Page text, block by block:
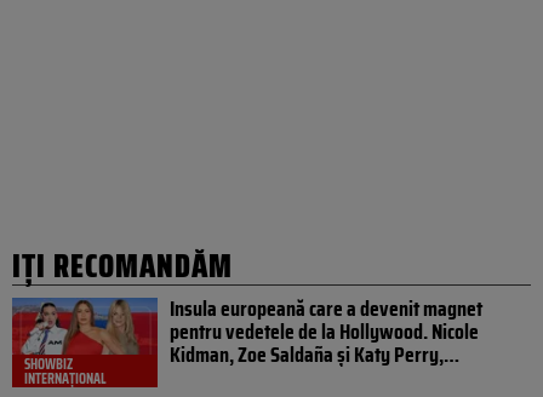
IȚI RECOMANDĂM
SHOWBIZ
INTERNAȚIONAL
Insula europeană care a devenit magnet
pentru vedetele de la Hollywood. Nicole
Kidman, Zoe Saldaña și Katy Perry,…